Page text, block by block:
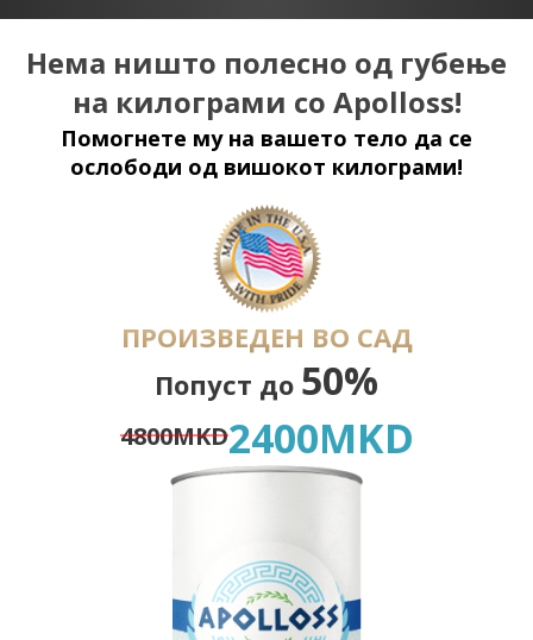
Нема ништо полесно од губење
на килограми со Apolloss!
Помогнете му на вашето тело да се
ослободи од вишокот килограми!
ПРОИЗВЕДЕН ВО САД
Попуст до 50%
4800MKD2400MKD